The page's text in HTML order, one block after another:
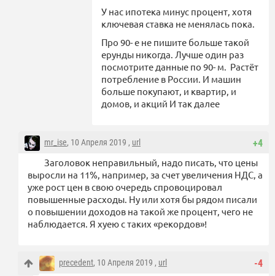
У нас ипотека минус процент, хотя
ключевая ставка не менялась пока.
Про 90- е не пишите больше такой
ерунды никогда. Лучше один раз
посмотрите данные по 90- м. Растёт
потребление в России. И машин
больше покупают, и квартир, и
домов, и акций И так далее
+4
mr_ise, 10 Апреля 2019 , url
Заголовок неправильный, надо писать, что цены
выросли на 11%, например, за счет увеличения НДС, а
уже рост цен в свою очередь спровоцировал
повышенные расходы. Ну или хотя бы рядом писали
о повышении доходов на такой же процент, чего не
наблюдается. Я хуею с таких «рекордов»!
-4
precedent, 10 Апреля 2019 , url